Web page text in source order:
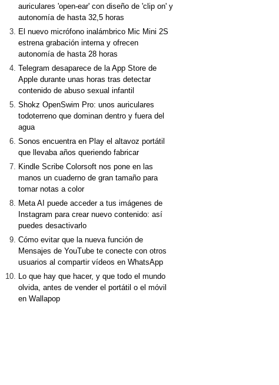
auriculares 'open-ear' con diseño de 'clip on' y
autonomía de hasta 32,5 horas
El nuevo micrófono inalámbrico Mic Mini 2S
estrena grabación interna y ofrecen
autonomía de hasta 28 horas
Telegram desaparece de la App Store de
Apple durante unas horas tras detectar
contenido de abuso sexual infantil
Shokz OpenSwim Pro: unos auriculares
todoterreno que dominan dentro y fuera del
agua
Sonos encuentra en Play el altavoz portátil
que llevaba años queriendo fabricar
Kindle Scribe Colorsoft nos pone en las
manos un cuaderno de gran tamaño para
tomar notas a color
Meta AI puede acceder a tus imágenes de
Instagram para crear nuevo contenido: así
puedes desactivarlo
Cómo evitar que la nueva función de
Mensajes de YouTube te conecte con otros
usuarios al compartir vídeos en WhatsApp
Lo que hay que hacer, y que todo el mundo
olvida, antes de vender el portátil o el móvil
en Wallapop